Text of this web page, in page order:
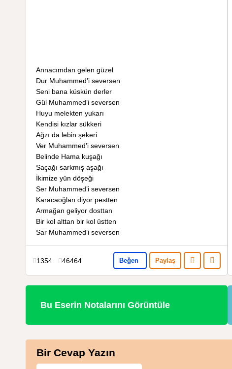
Annacımdan gelen güzel
Dur Muhammed’i seversen
Seni bana küskün derler
Gül Muhammed’i seversen
Huyu melekten yukarı
Kendisi kızlar sükkeri
Ağzı da lebin şekeri
Ver Muhammed’i seversen
Belinde Hama kuşağı
Saçağı sarkmış aşağı
İkimize yün döşeği
Ser Muhammed’i seversen
Karacaoğlan diyor pestten
Armağan geliyor dosttan
Bir kol alttan bir kol üstten
Sar Muhammed’i seversen
1354 46464 Beğen Paylaş
Bu Eserin Notalarını Görüntüle
Bir Cevap Yazın